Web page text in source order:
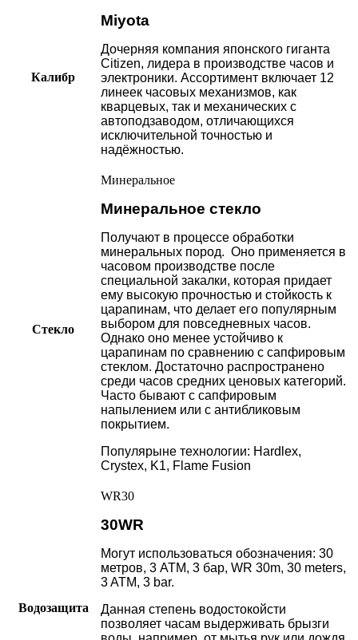
Калибр
Miyota
Дочерняя компания японского гиганта
Citizen, лидера в производстве часов и
электроники. Ассортимент включает 12
линеек часовых механизмов, как
кварцевых, так и механических с
автоподзаводом, отличающихся
исключительной точностью и
надёжностью.
Стекло
Минеральное
Минеральное стекло
Получают в процессе обработки
минеральных пород. Оно применяется в
часовом производстве после
специальной закалки, которая придает
ему высокую прочностью и стойкость к
царапинам, что делает его популярным
выбором для повседневных часов.
Однако оно менее устойчиво к
царапинам по сравнению с сапфировым
стеклом. Достаточно распространено
среди часов средних ценовых категорий.
Часто бывают с сапфировым
напылением или с антибликовым
покрытием.
Популярыне технологии: Hardlex,
Crystex, K1, Flame Fusion
Водозащита
WR30
30WR
Могут использоваться обозначения: 30
метров, 3 АТМ, 3 бар, WR 30m, 30 meters,
3 ATM, 3 bar.
Данная степень водостокойсти
позволяет часам выдерживать брызги